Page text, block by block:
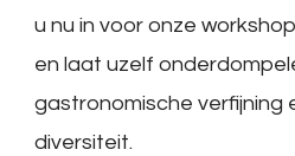
u nu in voor onze
en laat uzelf
gastronomische verfijning
diversiteit.